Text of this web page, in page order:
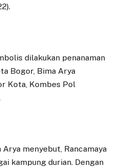
dilakukan penanaman
Bogor, Bima Arya
Kota, Kombes Pol
menyebut, Rancamaya
kampung durian. Dengan